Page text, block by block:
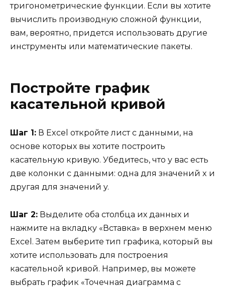
тригонометрические функции. Если вы хотите
вычислить производную сложной функции,
вам, вероятно, придется использовать другие
инструменты или математические пакеты.
Постройте график
касательной кривой
Шаг 1: В Excel откройте лист с данными, на
основе которых вы хотите построить
касательную кривую. Убедитесь, что у вас есть
две колонки с данными: одна для значений x и
другая для значений y.
Шаг 2: Выделите оба столбца их данных и
нажмите на вкладку «Вставка» в верхнем меню
Excel. Затем выберите тип графика, который вы
хотите использовать для построения
касательной кривой. Например, вы можете
выбрать график «Точечная диаграмма с